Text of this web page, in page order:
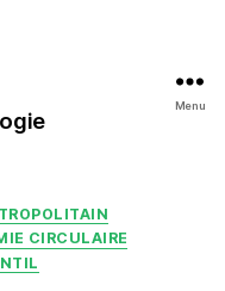
Menu
CIRCULAIRE